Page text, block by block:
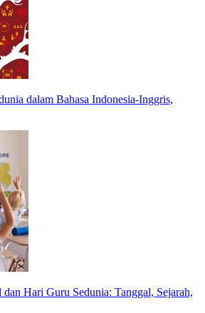
dalam Bahasa Indonesia-Inggris,
Hari Guru Sedunia: Tanggal, Sejarah,